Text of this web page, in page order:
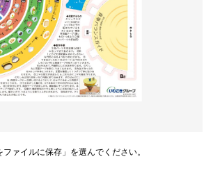
ァイルに保存」を選んでください。